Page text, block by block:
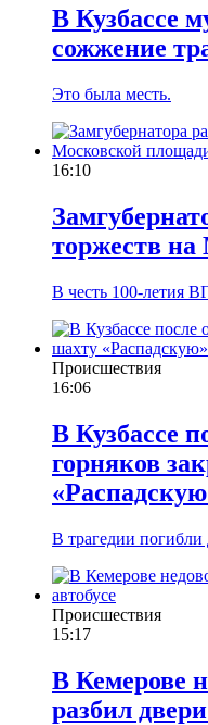
В Кузбассе
сожжение
Это была месть.
16:10
торжеств
В честь 100-летия
Происшествия
16:06
В Кузбассе
горняков
В трагедии погибли
Происшествия
15:17
В Кемерове
разбил